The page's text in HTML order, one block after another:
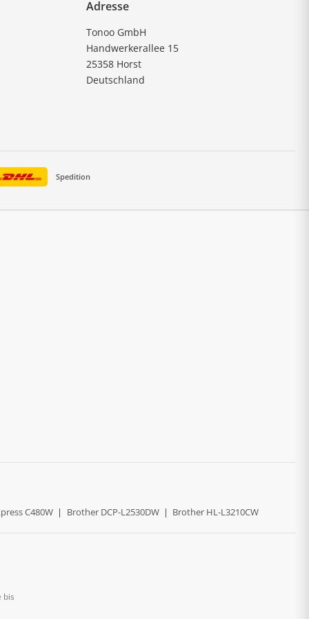
Adresse
Tonoo GmbH
Handwerkerallee 15
25358 Horst
Deutschland
Spedition
C480W | Brother DCP-L2530DW | Brother HL-L3210CW
bis